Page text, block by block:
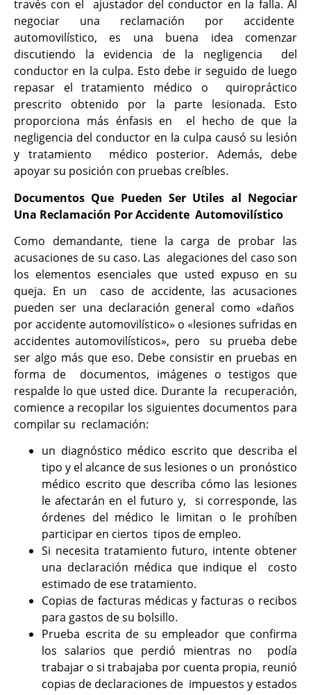
través con el ajustador del conductor en la falla. Al
negociar una reclamación por accidente
automovilístico, es una buena idea comenzar
discutiendo la evidencia de la negligencia del
conductor en la culpa. Esto debe ir seguido de luego
repasar el tratamiento médico o quiropráctico
prescrito obtenido por la parte lesionada. Esto
proporciona más énfasis en el hecho de que la
negligencia del conductor en la culpa causó su lesión
y tratamiento médico posterior. Además, debe
apoyar su posición con pruebas creíbles.
Documentos Que Pueden Ser Utiles al Negociar
Una Reclamación Por Accidente Automovilístico
Como demandante, tiene la carga de probar las
acusaciones de su caso. Las alegaciones del caso son
los elementos esenciales que usted expuso en su
queja. En un caso de accidente, las acusaciones
pueden ser una declaración general como «daños
por accidente automovilístico» o «lesiones sufridas en
accidentes automovilísticos», pero su prueba debe
ser algo más que eso. Debe consistir en pruebas en
forma de documentos, imágenes o testigos que
respalde lo que usted dice. Durante la recuperación,
comience a recopilar los siguientes documentos para
compilar su reclamación:
un diagnóstico médico escrito que describa el
tipo y el alcance de sus lesiones o un pronóstico
médico escrito que describa cómo las lesiones
le afectarán en el futuro y, si corresponde, las
órdenes del médico le limitan o le prohíben
participar en ciertos tipos de empleo.
Si necesita tratamiento futuro, intente obtener
una declaración médica que indique el costo
estimado de ese tratamiento.
Copias de facturas médicas y facturas o recibos
para gastos de su bolsillo.
Prueba escrita de su empleador que confirma
los salarios que perdió mientras no podía
trabajar o si trabajaba por cuenta propia, reunió
copias de declaraciones de impuestos y estados